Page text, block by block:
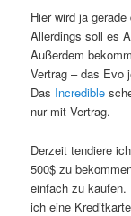
Hier wird ja gerade
Allerdings soll es
Außerdem
Vertrag – das Evo
Das Incredible
nur mit Vertrag.
Derzeit tendiere
500$ zu
einfach zu
ich eine